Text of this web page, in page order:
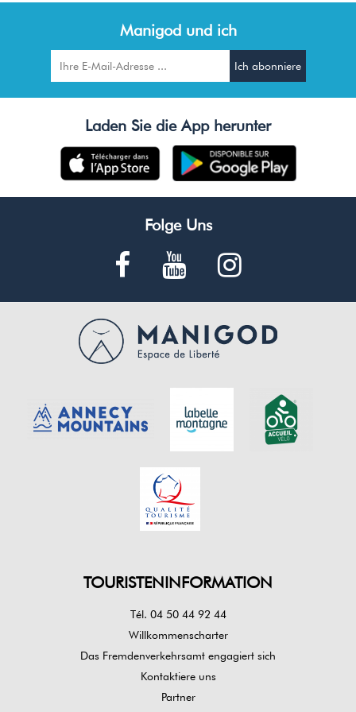
Manigod und ich
Folge Uns
Laden Sie die App herunter
TOURISTENINFORMATION
Tél. 04 50 44 92 44
Willkommenscharter
Das Fremdenverkehrsamt engagiert sich
Kontaktiere uns
Partner